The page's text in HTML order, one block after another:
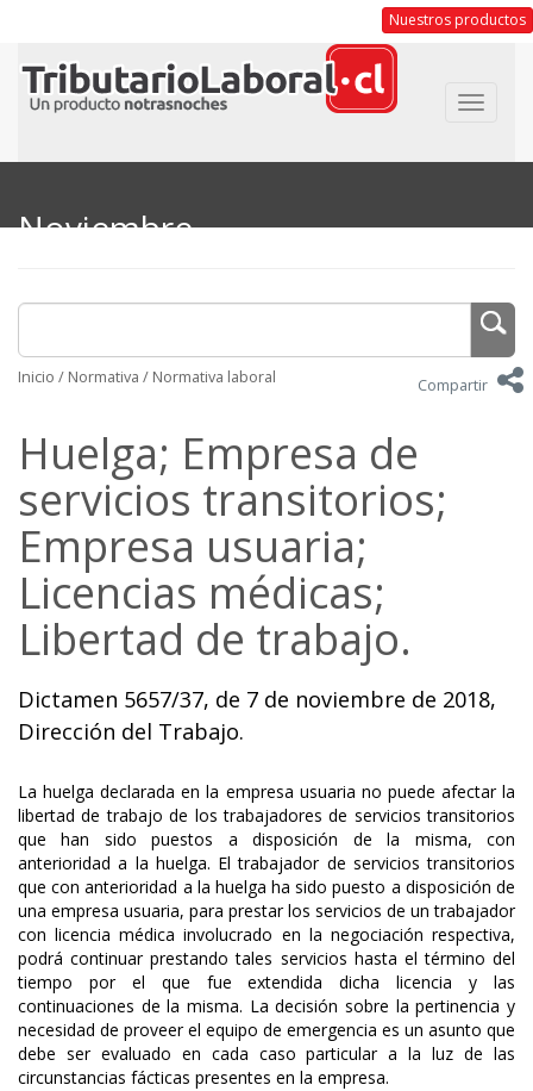
Nuestros productos
Toggle
Noviembre
Inicio / Normativa / Normativa laboral Compartir
Huelga; Empresa de
servicios transitorios;
Empresa usuaria;
Licencias médicas;
Libertad de trabajo.
Dictamen 5657/37, de 7 de noviembre de 2018,
Dirección del Trabajo.
La huelga declarada en la empresa usuaria no puede afectar la
libertad de trabajo de los trabajadores de servicios transitorios
que han sido puestos a disposición de la misma, con
anterioridad a la huelga. El trabajador de servicios transitorios
que con anterioridad a la huelga ha sido puesto a disposición de
una empresa usuaria, para prestar los servicios de un trabajador
con licencia médica involucrado en la negociación respectiva,
podrá continuar prestando tales servicios hasta el término del
tiempo por el que fue extendida dicha licencia y las
continuaciones de la misma. La decisión sobre la pertinencia y
necesidad de proveer el equipo de emergencia es un asunto que
debe ser evaluado en cada caso particular a la luz de las
circunstancias fácticas presentes en la empresa.